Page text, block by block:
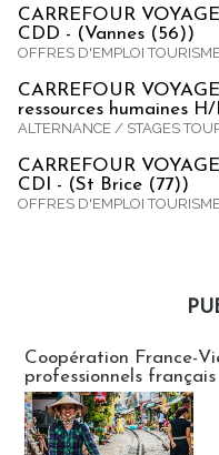
CARREFOUR
CDD - (Vannes (56))
OFFRES D'EMPLOI TOURISME
CARREFOUR
ressources humaines
ALTERNANCE / STAGES
CARREFOUR
CDI - (St Brice (77))
OFFRES D'EMPLOI TOURISME
Coopération France-
professionnels